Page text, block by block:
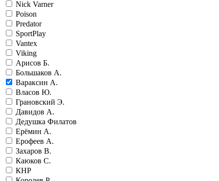
Nick Varner
Poison
Predator
SportPlay
Vantex
Viking
Арисов Б.
Большаков А.
Вараксин А.
Власов Ю.
Грановский Э.
Давидов А.
Дедушка Филатов
Ерёмин А.
Ерофеев А.
Захаров В.
Каюков С.
КНР